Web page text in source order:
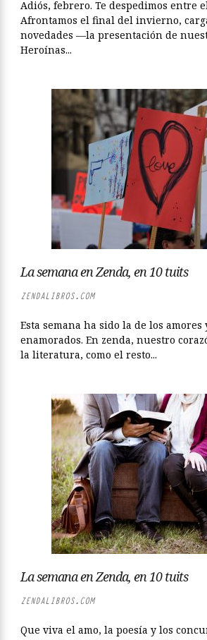
Adiós, febrero. Te despedimos entre
Afrontamos el final del invierno,
novedades —la presentación de
Heroínas...
La semana en Zenda, en 10 tuits
ZENDALIBROS.COM
Esta semana ha sido la de los amores
enamorados. En zenda, nuestro
la literatura, como el resto...
La semana en Zenda, en 10 tuits
ZENDALIBROS.COM
Que viva el amo, la poesía y los